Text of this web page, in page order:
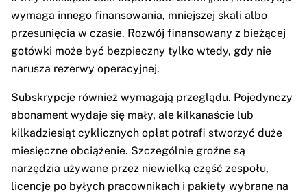
wymaga innego finansowania, mniejszej skali albo
przesunięcia w czasie. Rozwój finansowany z bieżącej
gotówki może być bezpieczny tylko wtedy, gdy nie
narusza rezerwy operacyjnej.
Subskrypcje również wymagają przeglądu. Pojedynczy
abonament wydaje się mały, ale kilkanaście lub
kilkadziesiąt cyklicznych opłat potrafi stworzyć duże
miesięczne obciążenie. Szczególnie groźne są
narzędzia używane przez niewielką część zespołu,
licencje po byłych pracownikach i pakiety wybrane na